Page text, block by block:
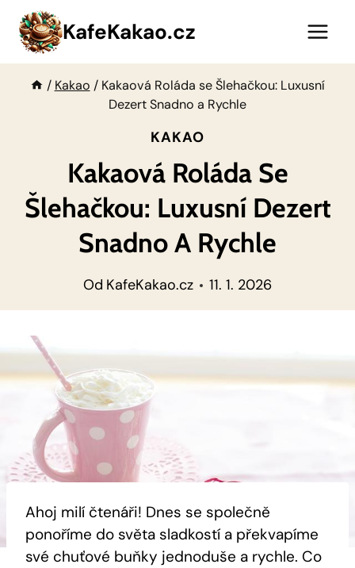
Přeskočit
obsah
KafeKakao.cz
/ Kakao / Kakaová Roláda se Šlehačkou: Luxusní
Dezert Snadno a Rychle
KAKAO
Kakaová Roláda Se
Šlehačkou: Luxusní Dezert
Snadno A Rychle
Od KafeKakao.cz 11. 1. 2026
Ahoj milí čtenáři! Dnes se společně
ponoříme do světa sladkostí a překvapíme
své chuťové buňky jednoduše a rychle. Co